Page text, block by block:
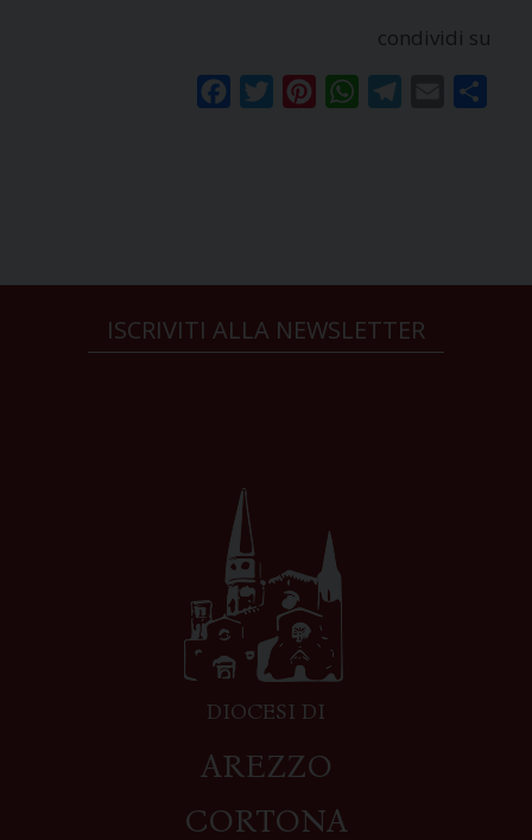
condividi su
FacebookTwitterPinterestWhatsAppTelegram
Email
ISCRIVITI ALLA NEWSLETTER
DIOCESI DI
AREZZO
CORTONA